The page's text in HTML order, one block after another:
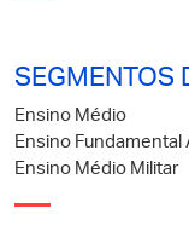
SEGMENTOS
Ensino Médio
Ensino Fundamental
Ensino Médio Militar